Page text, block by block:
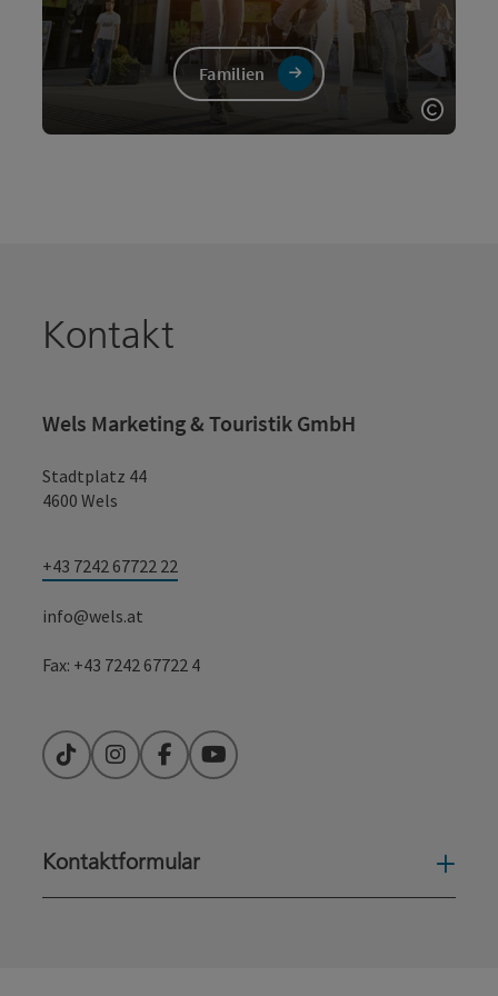
Familien
Kontakt
Wels Marketing & Touristik GmbH
Stadtplatz 44
4600 Wels
+43 7242 67722 22
info@wels.at
Fax: +43 7242 67722 4
TikTokInstagramFacebookYouTube
Kontaktformular